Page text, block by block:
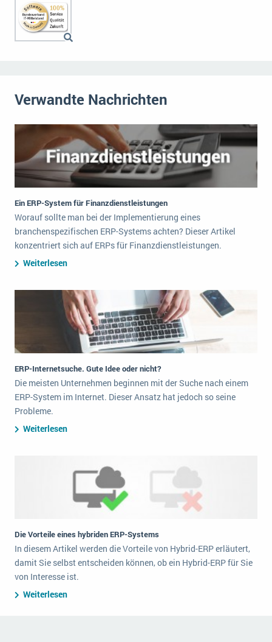
Verwandte Nachrichten
Ein ERP-System für Finanzdienstleistungen
Worauf sollte man bei der Implementierung eines
branchenspezifischen ERP-Systems achten? Dieser Artikel
konzentriert sich auf ERPs für Finanzdienstleistungen.
Weiterlesen
ERP-Internetsuche. Gute Idee oder nicht?
Die meisten Unternehmen beginnen mit der Suche nach einem
ERP-System im Internet. Dieser Ansatz hat jedoch so seine
Probleme.
Weiterlesen
Die Vorteile eines hybriden ERP-Systems
In diesem Artikel werden die Vorteile von Hybrid-ERP erläutert,
damit Sie selbst entscheiden können, ob ein Hybrid-ERP für Sie
von Interesse ist.
Weiterlesen